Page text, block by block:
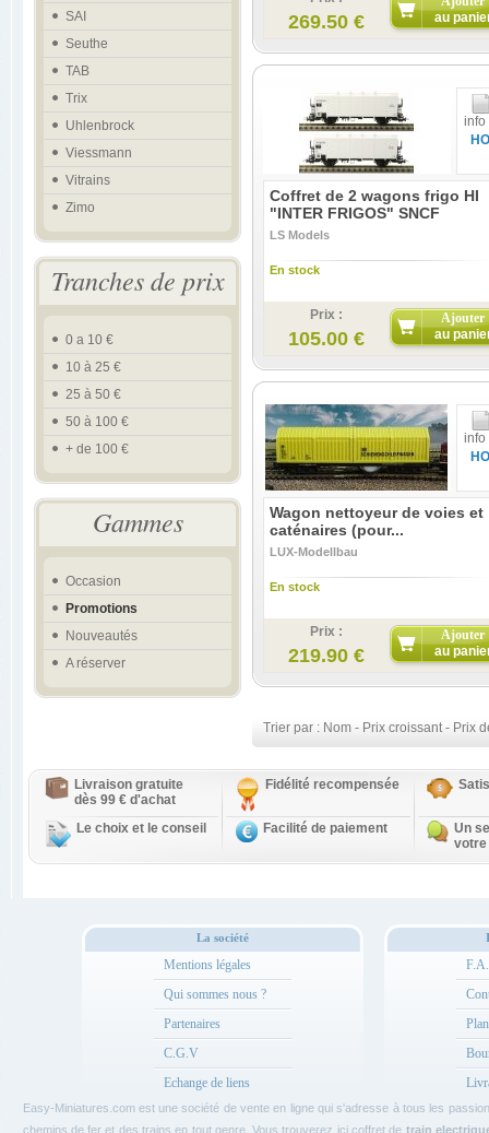
SAI
Seuthe
TAB
Trix
Uhlenbrock
Viessmann
Vitrains
Zimo
Tranches de prix
0 a 10 €
10 à 25 €
25 à 50 €
50 à 100 €
+ de 100 €
Gammes
Occasion
Promotions
Nouveautés
A réserver
269.50 €
au
info
HO
Coffret de 2 wagons frigo HI
"INTER FRIGOS" SNCF
LS Models
En stock
Prix :
105.00 €
Ajouter
au
info
HO
Wagon nettoyeur de voies et
caténaires (pour...
LUX-Modellbau
En stock
Prix :
219.90 €
Ajouter
au
Trier par : Nom - Prix croissant- Prix
Livraison gratuite
dès 99 € d'achat
Fidélité recompensée
Le choix et le conseil Facilité de paiement
Un
votre
La société
Mentions légales
Qui sommes nous ?
Partenaires
C.G.V
Echange de liens
Easy-Miniatures.com est une société de vente en ligne qui s'adresse à tous les
chemins de fer et des trains en tout genre. Vous trouverez ici coffret de train